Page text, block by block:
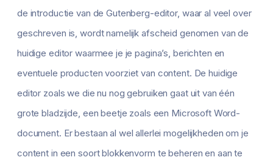
de introductie van de Gutenberg-editor, waar al veel over
geschreven is, wordt namelijk afscheid genomen van de
huidige editor waarmee je je pagina’s, berichten en
eventuele producten voorziet van content. De huidige
editor zoals we die nu nog gebruiken gaat uit van één
grote bladzijde, een beetje zoals een Microsoft Word-
document. Er bestaan al wel allerlei mogelijkheden om je
content in een soort blokkenvorm te beheren en aan te